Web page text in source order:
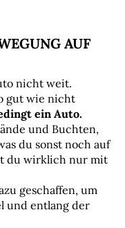
AUF
nicht weit.
gut wie nicht
ein Auto.
und Buchten,
du sonst noch auf
du wirklich nur mit
geschaffen, um
und entlang der